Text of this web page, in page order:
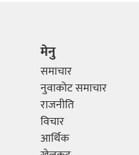
मेनु
समाचार
नुवाकोट समाचार
राजनीति
विचार
आर्थिक